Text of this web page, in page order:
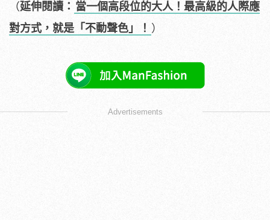
（延伸閱讀： 當一個高段位的大人！最高級的人際應
對方式，就是「不動聲色」！ ）
Advertisements